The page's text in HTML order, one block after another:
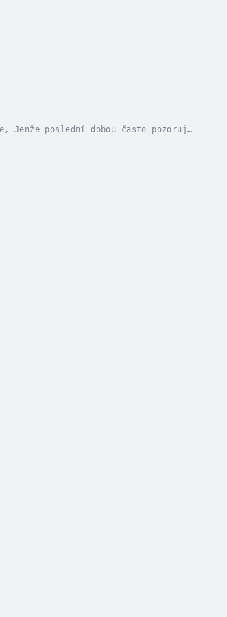
Jenže poslední dobou často pozoruje